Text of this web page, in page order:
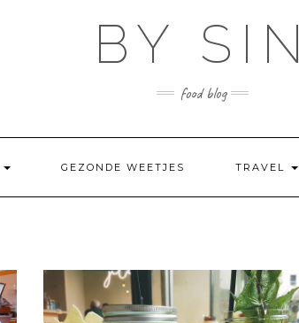
BY SIN
food blog
GEZONDE WEETJES TRAVEL